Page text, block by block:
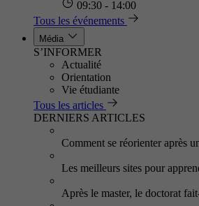
09:30 - 14:00
Tous les événements
Média
S’INFORMER
Actualité
Orientation
Vie étudiante
Tous les articles
DERNIERS ARTICLES
Comment se réorienter après
Les meilleurs sites pour
Après le master, le doctorat